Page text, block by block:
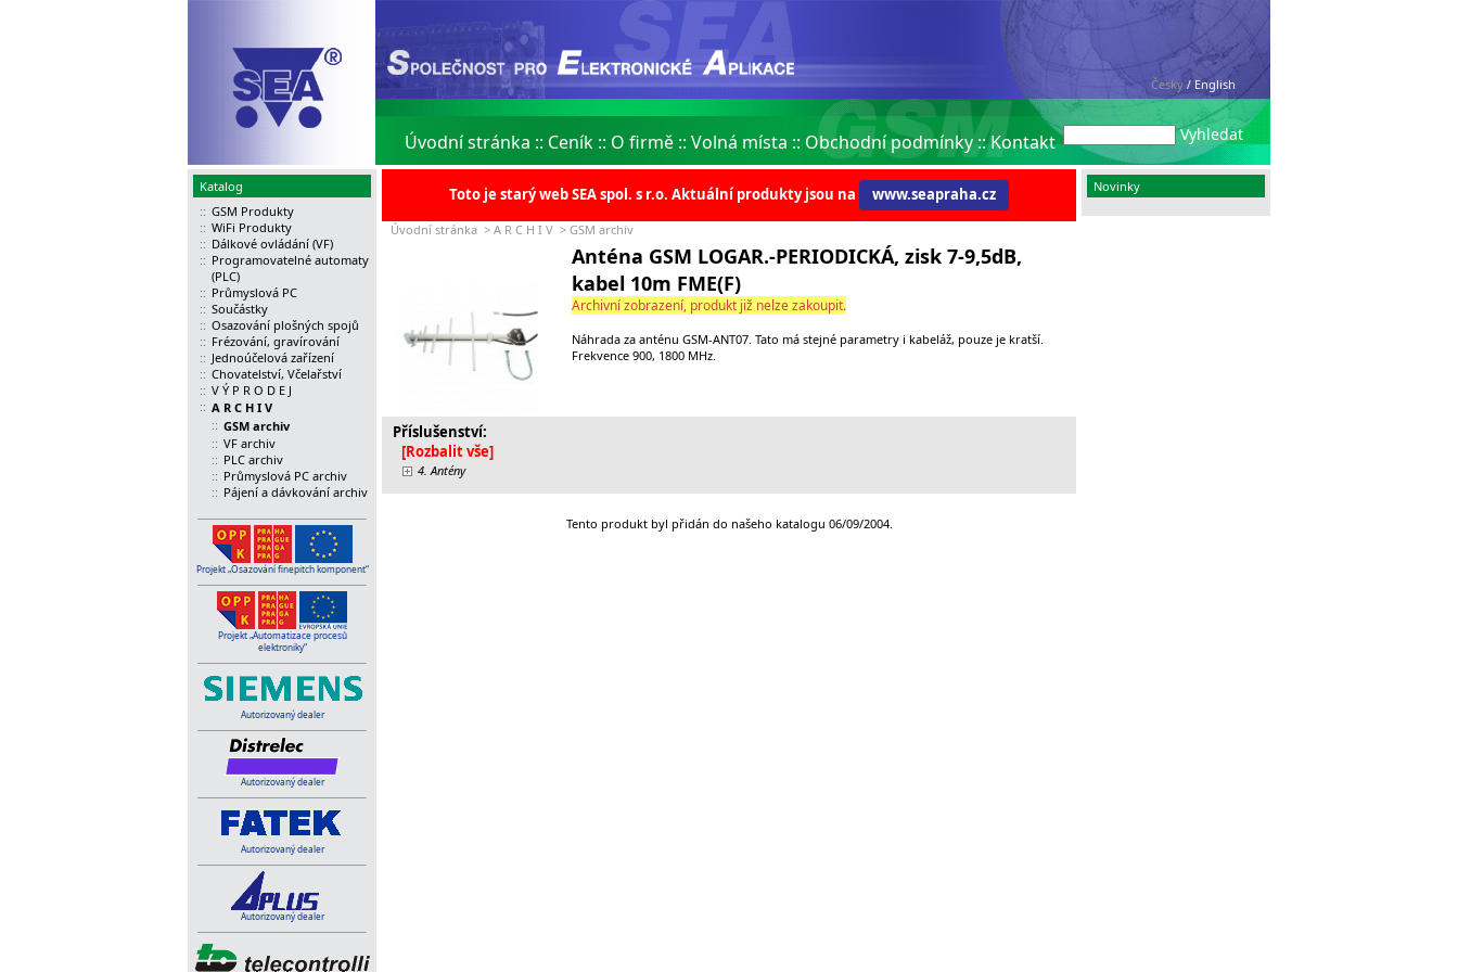
Česky / English
Úvodní stránka :: Ceník :: O firmě :: Volná místa :: Obchodní podmínky::Kontakt Vyhledat
Katalog
:: GSM Produkty
:: WiFi Produkty
:: Dálkové ovládání (VF)
:: Programovatelné automaty
(PLC)
:: Průmyslová PC
:: Součástky
:: Osazování plošných spojů
:: Frézování, gravírování
:: Jednoúčelová zařízení
:: Chovatelství, Včelařství
:: V Ý P R O D E J
:: A R C H I V
:: GSM archiv
:: VF archiv
:: PLC archiv
:: Průmyslová PC archiv
:: Pájení a dávkování archiv
Projekt „Osazování finepitch komponent“
Projekt „Automatizace procesů
elektroniky“
Autorizovaný dealer
Autorizovaný dealer
Autorizovaný dealer
Autorizovaný dealer
Toto je starý web SEA spol. s r.o. Aktuální produkty jsou na www.seapraha.cz
Úvodní stránka > A R C H I V > GSM archiv
Anténa GSM LOGAR.-PERIODICKÁ, zisk 7-9,5dB,
kabel 10m FME(F)
Archivní zobrazení, produkt již nelze zakoupit.
Náhrada za anténu GSM-ANT07. Tato má stejné parametry i kabeláž, pouze je kratší.
Frekvence 900, 1800 MHz.
Příslušenství:
[Rozbalit vše]
4. Antény
Tento produkt byl přidán do našeho katalogu 06/09/2004.
Novinky